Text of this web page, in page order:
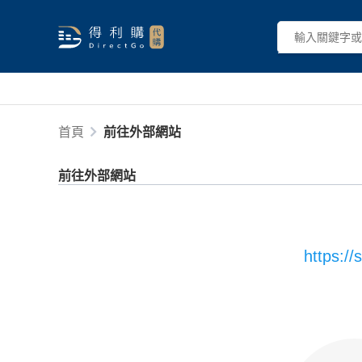
首頁 前往外部網站
前往外部網站
https://